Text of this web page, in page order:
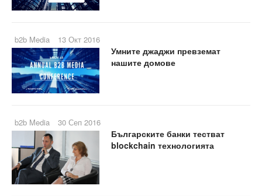
b2b Media 13 Окт 2016
Умните джаджи превземат
нашите домове
b2b Media 30 Сеп 2016
Българските банки тестват
blockchain технологията